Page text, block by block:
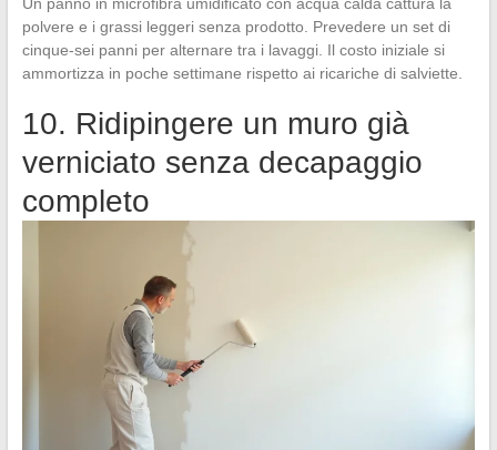
Un panno in microfibra umidificato con acqua calda cattura la
polvere e i grassi leggeri senza prodotto. Prevedere un set di
cinque-sei panni per alternare tra i lavaggi. Il costo iniziale si
ammortizza in poche settimane rispetto ai ricariche di salviette.
10. Ridipingere un muro già
verniciato senza decapaggio
completo